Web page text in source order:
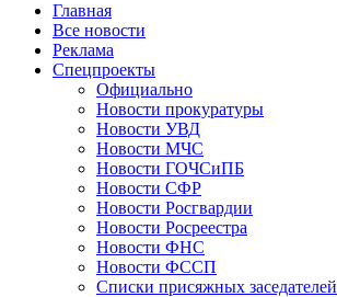
Главная
Все новости
Реклама
Спецпроекты
Официально
Новости прокуратуры
Новости УВД
Новости МЧС
Новости ГОЧСиПБ
Новости СФР
Новости Росгвардии
Новости Росреестра
Новости ФНС
Новости ФССП
Списки присяжных заседателей